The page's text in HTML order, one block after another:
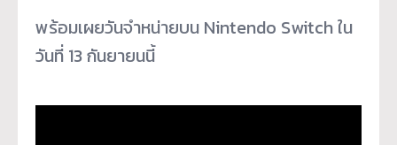
พร้อมเผยวันจำหน่ายบน Nintendo Switch ใน
วันที่ 13 กันยายนนี้